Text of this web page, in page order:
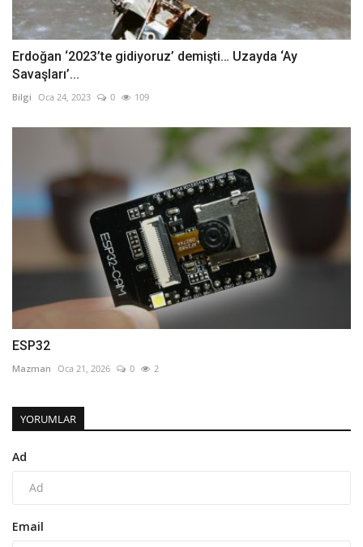
Erdoğan ‘2023’te gidiyoruz’ demişti… Uzayda ‘Ay
Savaşları’...
Bilgi Oca 24, 2023 0 109
ESP32
Mazman Oca 21, 2026 0 2
YORUMLAR
Ad
Email